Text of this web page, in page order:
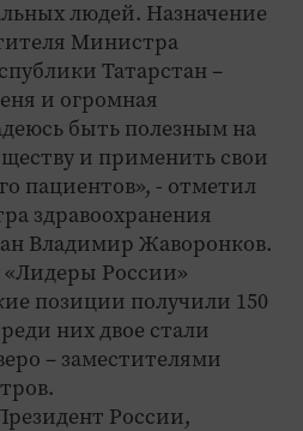
людей. Назначение
Министра
Татарстан –
и огромная
быть полезным на
и применить свои
пациентов», - отметил
здравоохранения
Владимир Жаворонков.
«Лидеры России»
позиции получили 150
них двое стали
– заместителями
России,